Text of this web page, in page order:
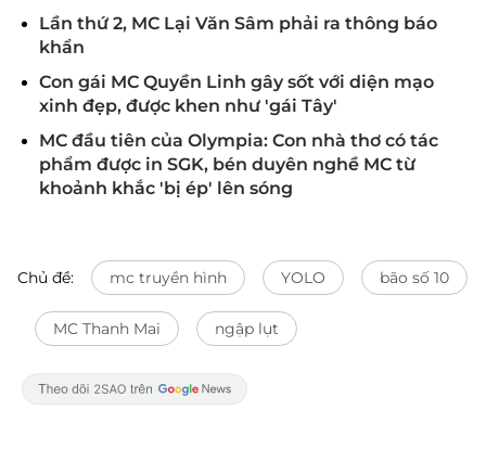
Lần thứ 2, MC Lại Văn Sâm phải ra thông báo
khẩn
Con gái MC Quyền Linh gây sốt với diện mạo
xinh đẹp, được khen như 'gái Tây'
MC đầu tiên của Olympia: Con nhà thơ có tác
phẩm được in SGK, bén duyên nghề MC từ
khoảnh khắc 'bị ép' lên sóng
Chủ đề: mc truyền hình YOLO bão số 10
MC Thanh Mai ngập lụt